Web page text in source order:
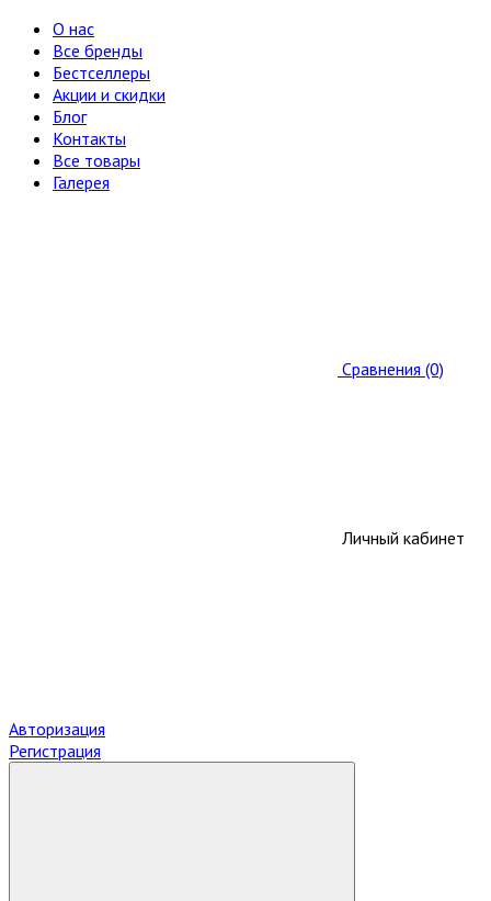
О нас
Все бренды
Бестселлеры
Акции и скидки
Блог
Контакты
Все товары
Галерея
Сравнения (0)
Личный кабинет
Авторизация
Регистрация